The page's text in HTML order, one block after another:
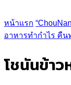
หน้าแรก
อาหารทำกำไร คืน
โชนันข้าว